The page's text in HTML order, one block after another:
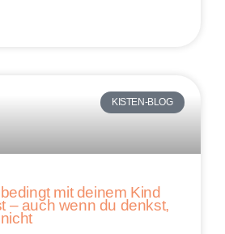
KISTEN-BLOG
mit deinem Kind
– auch wenn du denkst,